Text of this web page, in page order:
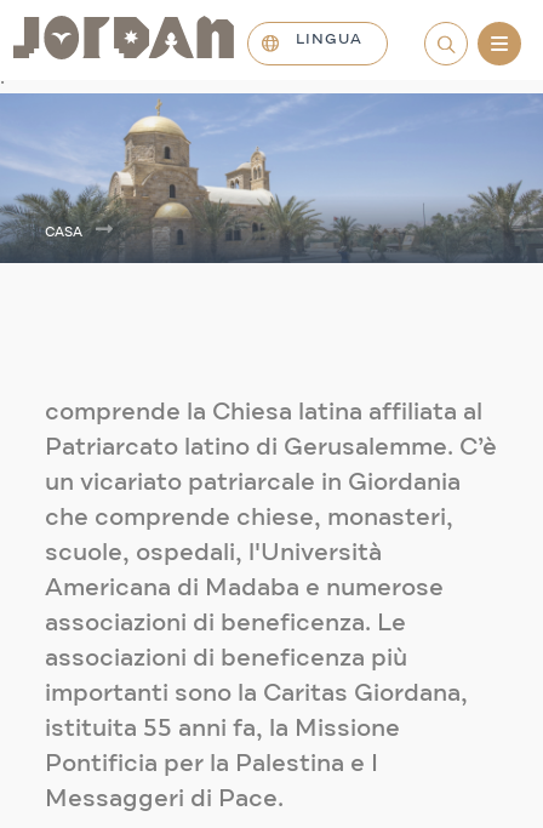
.
LINGUA
CASA
comprende la Chiesa latina affiliata al
Patriarcato latino di Gerusalemme. C’è
un vicariato patriarcale in Giordania
che comprende chiese, monasteri,
scuole, ospedali, l'Università
Americana di Madaba e numerose
associazioni di beneficenza. Le
associazioni di beneficenza più
importanti sono la Caritas Giordana,
istituita 55 anni fa, la Missione
Pontificia per la Palestina e I
Messaggeri di Pace.